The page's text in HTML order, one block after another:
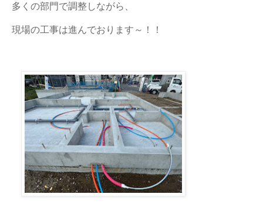
多くの部門で調整しながら、
現場の工事は進んでおります～！！